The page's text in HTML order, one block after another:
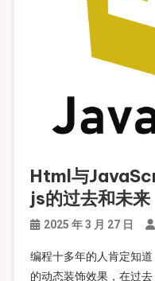
Html与
js的过去和未来
2025 年 3 月 27 日
编程十多年的人肯定知
的动态装饰效果，在过